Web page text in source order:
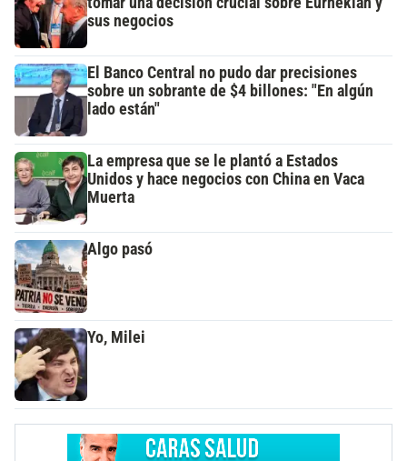
sus negocios
El Banco Central no pudo dar precisiones
sobre un sobrante de $4 billones: "En algún
lado están"
La empresa que se le plantó a Estados
Unidos y hace negocios con China en Vaca
Muerta
Algo pasó
Yo, Milei